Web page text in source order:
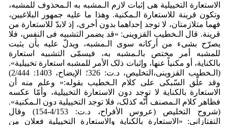
الاستعارة التخییلیة هی إثبات لازم الـمشبه به الـمحذوف للمشبه،
وتکون قرینة للاستعارة الـمکنیة. وهذا ما علیه جمهور البلاغیین،
فهما متلازمتان، لا توجد إحداهما بدون أخری، إذ لابدّ للاستعارة من
قرینة. قال الـخطیب القزوینی: «قد یضمر التشبیه فی النفس، فلا
یصرّح بشیء من أرکانه سوی الـمشبه، ویدلّ علیه بأن یثبت
للمشبه أمر مختص بالـمشبه به، فیسمّی التشبیه استعارة
بالکنایة، أو مکنیاً عنها، وإثبات ذلک الأمر للمشبه استعارة تخییلیة».
(الـخطیب القزوینی،التخلیص، د.ت: 326؛ الإیضاح، 1403: 2/444)
وقد علّق السّبکی علی کلام الـخطیب بقوله:« وعلم منه أن
الاستعارة بالکنایة لا توجد دون الاستعارة التخییلیة، وأمّا عکسه
فظاهر کلام الـمصنف أنّه کذلک، فلا توجد التخییلیة دون الـمکنیة».
(شروح التخلیص (عروس الأفراح، د.ت: 4/153-154) وقال
التفتازانی: «الاستعارة بالکنایة والاستعارة التخییلیة فعلان من